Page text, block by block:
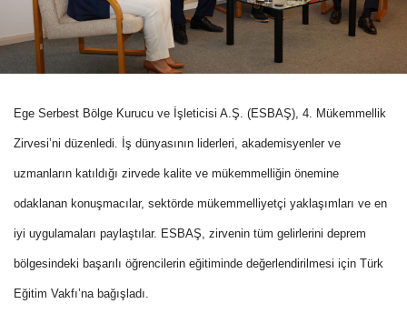
Ege Serbest Bölge Kurucu ve İşleticisi A.Ş. (ESBAŞ), 4. Mükemmellik
Zirvesi’ni düzenledi. İş dünyasının liderleri, akademisyenler ve
uzmanların katıldığı zirvede kalite ve mükemmelliğin önemine
odaklanan konuşmacılar, sektörde mükemmelliyetçi yaklaşımları ve en
iyi uygulamaları paylaştılar. ESBAŞ, zirvenin tüm gelirlerini deprem
bölgesindeki başarılı öğrencilerin eğitiminde değerlendirilmesi için Türk
Eğitim Vakfı’na bağışladı.